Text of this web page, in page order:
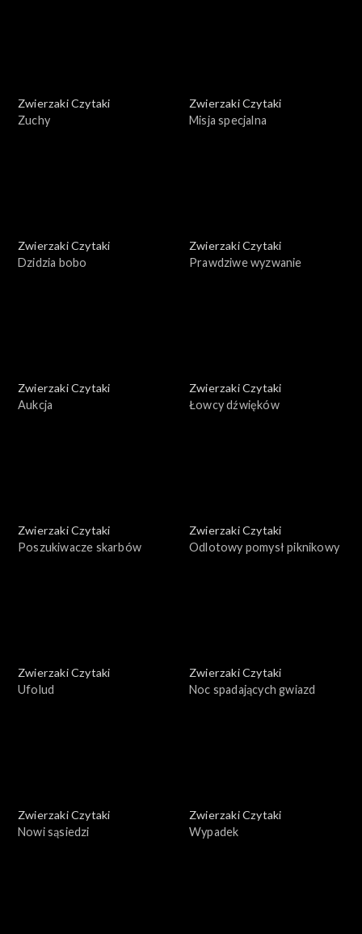
Zwierzaki Czytaki
Zuchy
Zwierzaki Czytaki
Misja specjalna
Zwierzaki Czytaki
Dzidzia bobo
Zwierzaki Czytaki
Prawdziwe wyzwanie
Zwierzaki Czytaki
Aukcja
Zwierzaki Czytaki
Łowcy dźwięków
Zwierzaki Czytaki
Poszukiwacze skarbów
Zwierzaki Czytaki
Odlotowy pomysł piknikowy
Zwierzaki Czytaki
Ufolud
Zwierzaki Czytaki
Noc spadających gwiazd
Zwierzaki Czytaki
Nowi sąsiedzi
Zwierzaki Czytaki
Wypadek